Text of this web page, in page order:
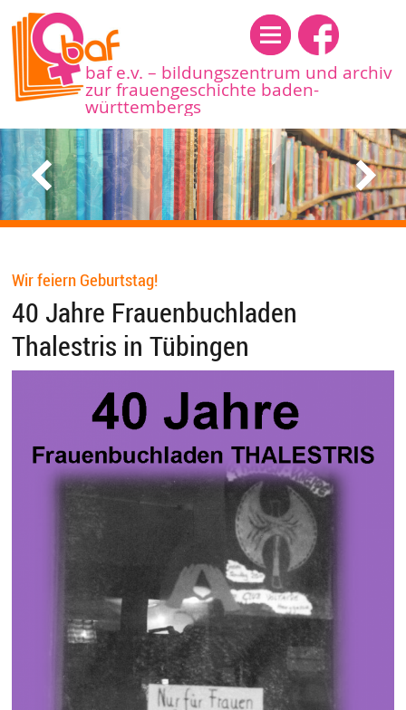
baf e.v. – bildungszentrum und archiv
zur frauengeschichte baden-
württembergs
Menü
Wir feiern Geburtstag!
40 Jahre Frauenbuchladen
Thalestris in Tübingen